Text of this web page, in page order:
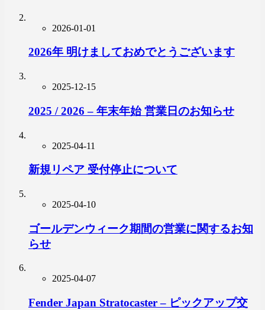
2026-01-01
2026年 明けましておめでとうございます
2025-12-15
2025 / 2026 – 年末年始 営業日のお知らせ
2025-04-11
新規リペア 受付停止について
2025-04-10
ゴールデンウィーク期間の営業に関するお知
らせ
2025-04-07
Fender Japan Stratocaster – ピックアップ交